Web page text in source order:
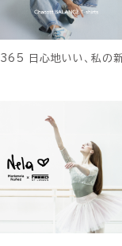
365 日心地いい、私の新